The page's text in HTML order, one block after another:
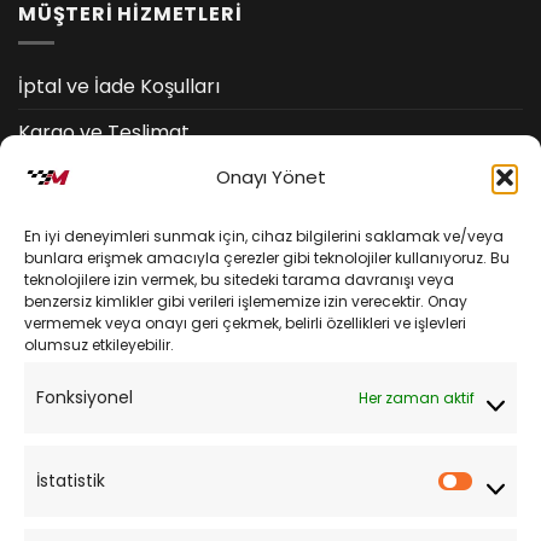
Onayı Yönet
En iyi deneyimleri sunmak için, cihaz bilgilerini saklamak ve/veya
bunlara erişmek amacıyla çerezler gibi teknolojiler kullanıyoruz. Bu
teknolojilere izin vermek, bu sitedeki tarama davranışı veya
benzersiz kimlikler gibi verileri işlememize izin verecektir. Onay
vermemek veya onayı geri çekmek, belirli özellikleri ve işlevleri
olumsuz etkileyebilir.
Fonksiyonel Her zaman aktif
İstatistik
MÜŞTERİ HİZMETLERİ
İptal ve İade Koşulları
Kargo ve Teslimat
Kişisel Verilerin Korunması
Mesafeli Satış Sözleşmesi
YARDIM
Sipariş Takibi